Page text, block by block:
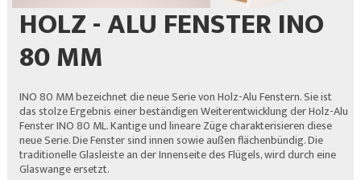
HOLZ - ALU FENSTER INO
80 MM
INO 80 MM bezeichnet die neue Serie von Holz-Alu Fenstern. Sie ist
das stolze Ergebnis einer beständigen Weiterentwicklung der Holz-Alu
Fenster INO 80 ML. Kantige und lineare Züge charakterisieren diese
neue Serie. Die Fenster sind innen sowie außen flächenbündig. Die
traditionelle Glasleiste an der Innenseite des Flügels, wird durch eine
Glaswange ersetzt.